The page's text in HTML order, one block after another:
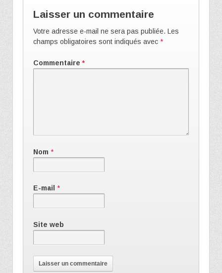
Laisser un commentaire
Votre adresse e-mail ne sera pas publiée. Les
champs obligatoires sont indiqués avec *
Commentaire *
Nom *
E-mail *
Site web